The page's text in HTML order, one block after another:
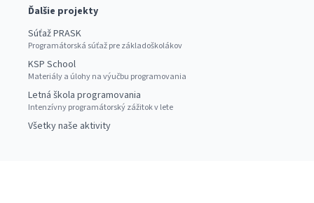
Ďalšie projekty
Súťaž PRASK
Programátorská súťaž pre základoškolákov
KSP School
Materiály a úlohy na výučbu programovania
Letná škola programovania
Intenzívny programátorský zážitok v lete
Všetky naše aktivity